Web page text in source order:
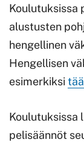
Koulutuksissa
alustusten
hengellinen
Hengellisen
esimerkiksi
Koulutuksissa
pelisäännöt